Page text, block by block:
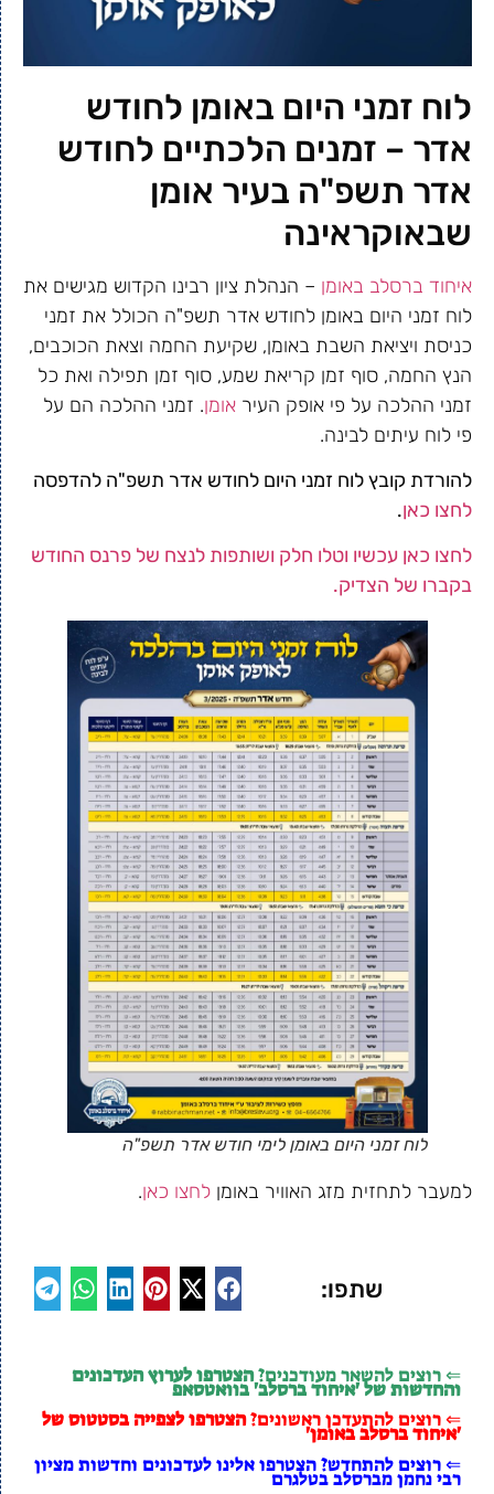
לוח זמני היום באומן לחודש
אדר – זמנים הלכתיים לחודש
אדר תשפ"ה בעיר אומן
שבאוקראינה
איחוד ברסלב באומן – הנהלת ציון רבינו הקדוש מגישים את
לוח זמני היום באומן לחודש אדר תשפ"ה הכולל את זמני
כניסת ויציאת השבת באומן, שקיעת החמה וצאת הכוכבים,
הנץ החמה, סוף זמן קריאת שמע, סוף זמן תפילה ואת כל
זמני ההלכה על פי אופק העיר אומן. זמני ההלכה הם על
פי לוח עיתים לבינה.
להורדת קובץ לוח זמני היום לחודש אדר תשפ"ה להדפסה
לחצו כאן.
לחצו כאן עכשיו וטלו חלק ושותפות לנצח של פרנס החודש
בקברו של הצדיק.
לוח זמני היום באומן לימי חודש אדר תשפ"ה
למעבר לתחזית מזג האוויר באומן לחצו כאן.
שתפו:
⇐ רוצים להשאר מעודכנים?הצטרפו לערוץ העדכונים
והחדשות של 'איחוד ברסלב' בוואטסאפ
⇐ רוצים להתעדכן ראשונים?הצטרפו לצפייה בסטטוס של
'איחוד ברסלב באומן'
⇐ רוצים להתחדש? הצטרפו אלינו לעדכונים וחדשות מציון
רבי נחמן מברסלב בטלגרם